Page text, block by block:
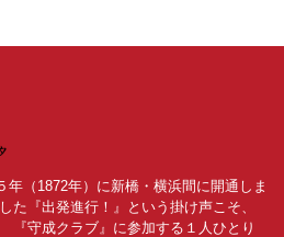
年（1872年）に新橋・横浜間に開通しま
た『出発進行！』という掛け声こそ、
『守成クラブ』に参加する１人ひとり